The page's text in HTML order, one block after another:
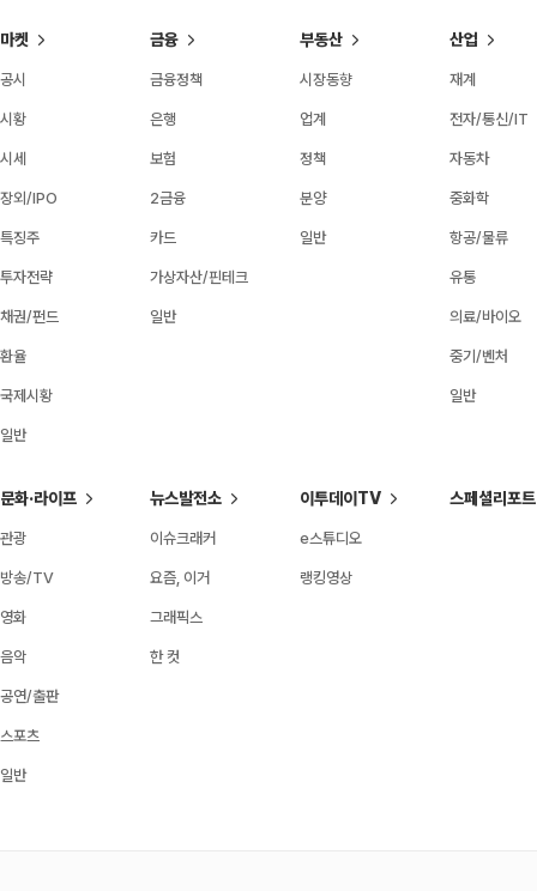
마켓
공시
시황
시세
장외/IPO
특징주
투자전략
채권/펀드
환율
국제시황
일반
금융
금융정책
은행
보험
2금융
카드
가상자산/핀테크
일반
부동산
시장동향
업계
정책
분양
일반
산업
재계
전자/통신/IT
자동차
중화학
항공/물류
유통
의료/바이오
중기/벤처
일반
문화·라이프
관광
방송/TV
영화
음악
공연/출판
스포츠
일반
뉴스발전소
이슈크래커
요즘, 이거
그래픽스
한 컷
이투데이TV
e스튜디오
랭킹영상
스페셜리포트